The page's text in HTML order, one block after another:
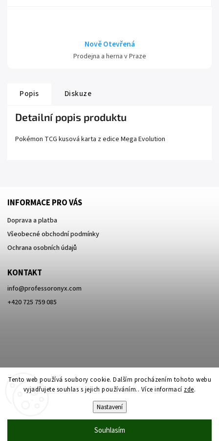
Tento web používá soubory cookie. Dalším procházením tohoto webu
vyjadřujete souhlas s jejich používáním.. Více informací zde.
Nastavení
Souhlasím
Nově Otevřená
Prodejna a herna v Praze
Popis Diskuze
Detailní popis produktu
Pokémon TCG kusová karta z edice Mega Evolution
INFORMACE PRO VÁS
Doprava a platba
Všeobecné obchodní podmínky
Ochrana osobních údajů
KONTAKT
info@professoronyx.com
+420 725 759 085
Professor Onyx. Všechna práva vyhrazena.